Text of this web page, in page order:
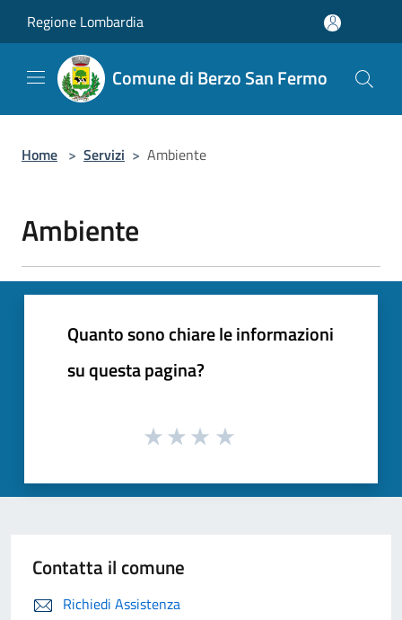
Regione Lombardia
Comune di Berzo San Fermo
Home > Servizi > Ambiente
Ambiente
Quanto sono chiare le informazioni
su questa pagina?
Contatta il comune
Richiedi Assistenza